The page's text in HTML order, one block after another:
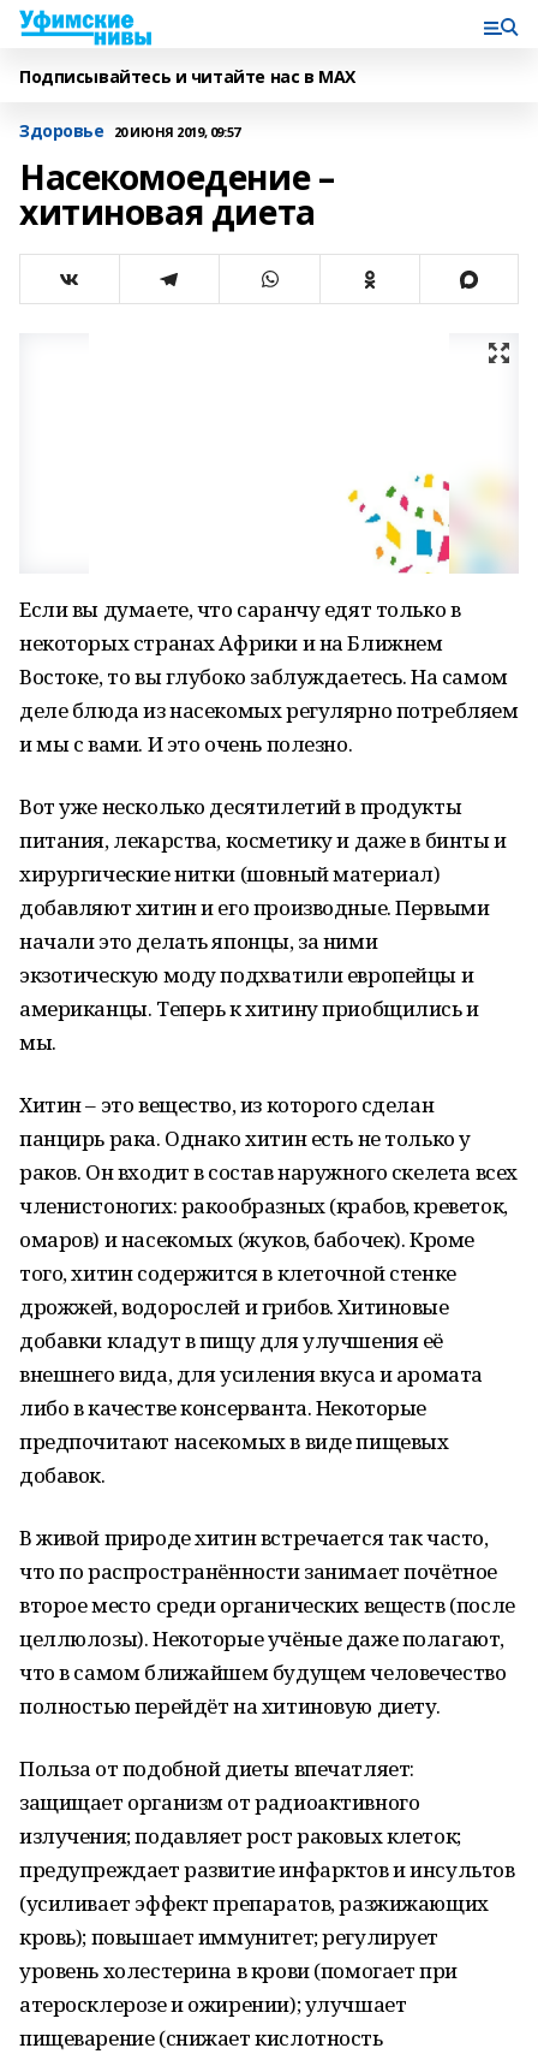
Подписывайтесь и читайте нас в MAX
Здоровье 20 ИЮНЯ 2019, 09:57
Насекомоедение –
хитиновая диета
Если вы думаете, что саранчу едят только в
некоторых странах Африки и на Ближнем
Востоке, то вы глубоко заблуждаетесь. На самом
деле блюда из насекомых регулярно потребляем
и мы с вами. И это очень полезно.
Вот уже несколько десятилетий в продукты
питания, лекарства, косметику и даже в бинты и
хирургические нитки (шовный материал)
добавляют хитин и его производные. Первыми
начали это делать японцы, за ними
экзотическую моду подхватили европейцы и
американцы. Теперь к хитину приобщились и
мы.
Хитин – это вещество, из которого сделан
панцирь рака. Однако хитин есть не только у
раков. Он входит в состав наружного скелета всех
членистоногих: ракообразных (крабов, креветок,
омаров) и насекомых (жуков, бабочек). Кроме
того, хитин содержится в клеточной стенке
дрожжей, водорослей и грибов. Хитиновые
добавки кладут в пищу для улучшения её
внешнего вида, для усиления вкуса и аромата
либо в качестве консерванта. Некоторые
предпочитают насекомых в виде пищевых
добавок.
В живой природе хитин встречается так часто,
что по распространённости занимает почётное
второе место среди органических веществ (после
целлюлозы). Некоторые учёные даже полагают,
что в самом ближайшем будущем человечество
полностью перейдёт на хитиновую диету.
Польза от подобной диеты впечатляет:
защищает организм от радиоактивного
излучения; подавляет рост раковых клеток;
предупреждает развитие инфарктов и инсультов
(усиливает эффект препаратов, разжижающих
кровь); повышает иммунитет; регулирует
уровень холестерина в крови (помогает при
атеросклерозе и ожирении); улучшает
пищеварение (снижает кислотность